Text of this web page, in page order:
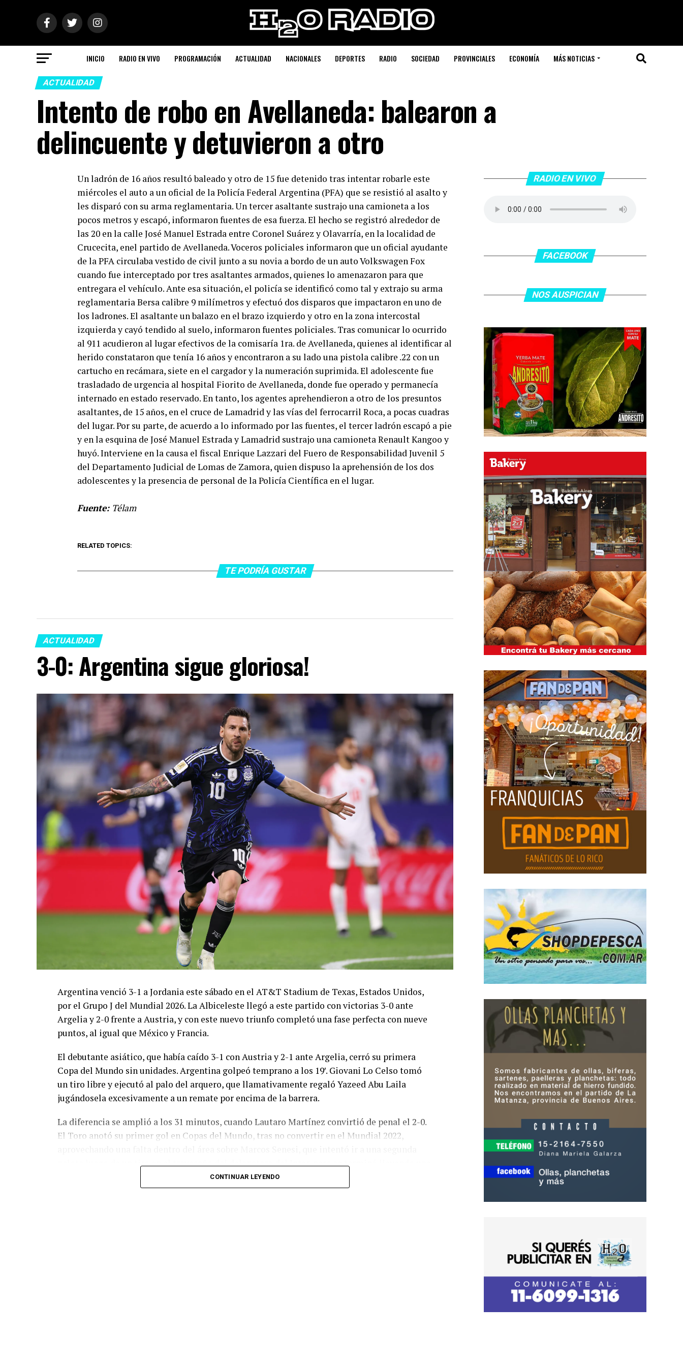
INICIO RADIO EN VIVO PROGRAMACIÓN ACTUALIDAD NACIONALES DEPORTES RADIO SOCIEDAD PROVINCIALES ECONOMÍA MÁS NOTICIAS
ACTUALIDAD
Intento de robo en Avellaneda: balearon a
delincuente y detuvieron a otro
Un ladrón de 16 años resultó baleado y otro de 15 fue detenido tras intentar robarle este
miércoles el auto a un oficial de la Policía Federal Argentina (PFA) que se resistió al asalto y
les disparó con su arma reglamentaria. Un tercer asaltante sustrajo una camioneta a los
pocos metros y escapó, informaron fuentes de esa fuerza. El hecho se registró alrededor de
las 20 en la calle José Manuel Estrada entre Coronel Suárez y Olavarría, en la localidad de
Crucecita, enel partido de Avellaneda. Voceros policiales informaron que un oficial ayudante
de la PFA circulaba vestido de civil junto a su novia a bordo de un auto Volkswagen Fox
cuando fue interceptado por tres asaltantes armados, quienes lo amenazaron para que
entregara el vehículo. Ante esa situación, el policía se identificó como tal y extrajo su arma
reglamentaria Bersa calibre 9 milímetros y efectuó dos disparos que impactaron en uno de
los ladrones. El asaltante un balazo en el brazo izquierdo y otro en la zona intercostal
izquierda y cayó tendido al suelo, informaron fuentes policiales. Tras comunicar lo ocurrido
al 911 acudieron al lugar efectivos de la comisaría 1ra. de Avellaneda, quienes al identificar al
herido constataron que tenía 16 años y encontraron a su lado una pistola calibre .22 con un
cartucho en recámara, siete en el cargador y la numeración suprimida. El adolescente fue
trasladado de urgencia al hospital Fiorito de Avellaneda, donde fue operado y permanecía
internado en estado reservado. En tanto, los agentes aprehendieron a otro de los presuntos
asaltantes, de 15 años, en el cruce de Lamadrid y las vías del ferrocarril Roca, a pocas cuadras
del lugar. Por su parte, de acuerdo a lo informado por las fuentes, el tercer ladrón escapó a pie
y en la esquina de José Manuel Estrada y Lamadrid sustrajo una camioneta Renault Kangoo y
huyó. Interviene en la causa el fiscal Enrique Lazzari del Fuero de Responsabilidad Juvenil 5
del Departamento Judicial de Lomas de Zamora, quien dispuso la aprehensión de los dos
adolescentes y la presencia de personal de la Policía Científica en el lugar.
Fuente: Télam
RELATED TOPICS:
TE PODRÍA GUSTAR
ACTUALIDAD
3-0: Argentina sigue gloriosa!
Argentina venció 3-1 a Jordania este sábado en el AT&T Stadium de Texas, Estados Unidos,
por el Grupo J del Mundial 2026. La Albiceleste llegó a este partido con victorias 3-0 ante
Argelia y 2-0 frente a Austria, y con este nuevo triunfo completó una fase perfecta con nueve
puntos, al igual que México y Francia.
El debutante asiático, que había caído 3-1 con Austria y 2-1 ante Argelia, cerró su primera
Copa del Mundo sin unidades. Argentina golpeó temprano a los 19′. Giovani Lo Celso tomó
un tiro libre y ejecutó al palo del arquero, que llamativamente regaló Yazeed Abu Laila
jugándosela excesivamente a un remate por encima de la barrera.
La diferencia se amplió a los 31 minutos, cuando Lautaro Martínez convirtió de penal el 2-0.
El Toro anotó su primer gol en Copas del Mundo, tras no convertir en el Mundial 2022,
pelota luego de un tiro en el travesaño del delanatero del Inter, pero se terminó llevando una
CONTINUAR LEYENDO
RADIO EN VIVO
FACEBOOK
NOS AUSPICIAN